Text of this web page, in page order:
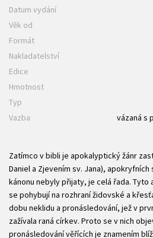
Datum vydání
Věk od
Formát
Nakladatelství
Edice
Hmotnost
Typ
Vazba
vázaná s
Zatímco v bibli je apokalyptický žánr
Daniel a Zjevením sv. Jana),
kánonu nebyly přijaty, je celá řada. Tyto
se pohybují na rozhraní židovské a
dobu neklidu a pronásledování, jež v
zažívala raná církev. Proto se v nich
pronásledování věřících je znamením